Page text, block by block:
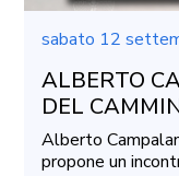
sabato 12
ALBERTO
DEL
Alberto
propone un